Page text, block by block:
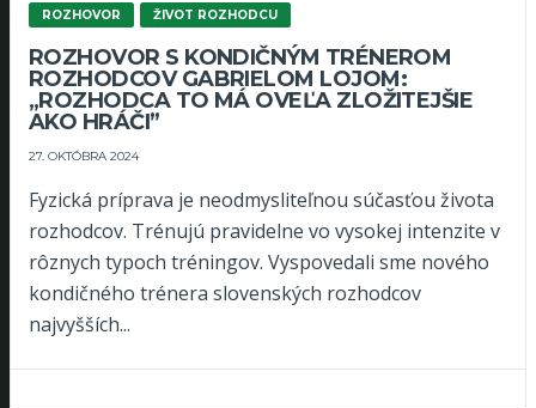
ROZHOVOR ŽIVOT ROZHODCU
ROZHOVOR S KONDIČNÝM TRÉNEROM
ROZHODCOV GABRIELOM LOJOM:
„ROZHODCA TO MÁ OVEĽA ZLOŽITEJŠIE
AKO HRÁČI”
27. OKTÓBRA 2024
Fyzická príprava je neodmysliteľnou súčasťou života
rozhodcov. Trénujú pravidelne vo vysokej intenzite v
rôznych typoch tréningov. Vyspovedali sme nového
kondičného trénera slovenských rozhodcov
najvyšších...